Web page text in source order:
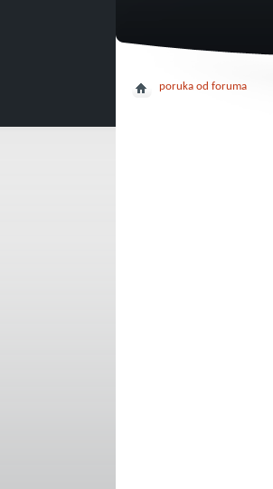
poruka od foruma